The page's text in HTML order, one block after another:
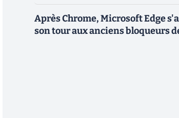
Après Chrome, Microsoft Edge
son tour aux anciens bloqueurs